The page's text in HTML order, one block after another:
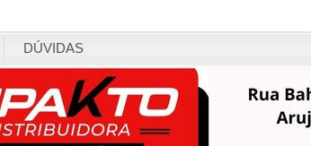
DÚVIDAS